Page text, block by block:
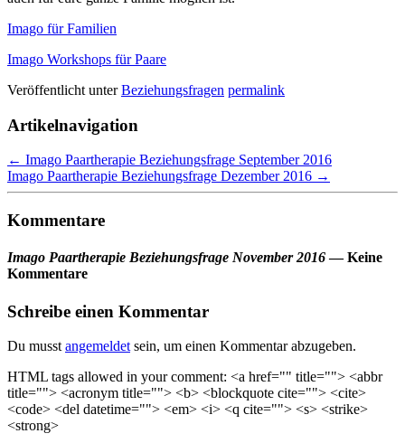
Imago für Familien
Imago Workshops für Paare
Veröffentlicht unter Beziehungsfragen permalink
Artikelnavigation
← Imago Paartherapie Beziehungsfrage September 2016
Imago Paartherapie Beziehungsfrage Dezember 2016 →
Kommentare
Imago Paartherapie Beziehungsfrage November 2016— Keine
Kommentare
Schreibe einen Kommentar
Du musst angemeldet sein, um einen Kommentar abzugeben.
HTML tags allowed in your comment: <a href="" title=""> <abbr
title=""> <acronym title=""> <b> <blockquote cite=""> <cite>
<code> <del datetime=""> <em> <i> <q cite=""> <s> <strike>
<strong>